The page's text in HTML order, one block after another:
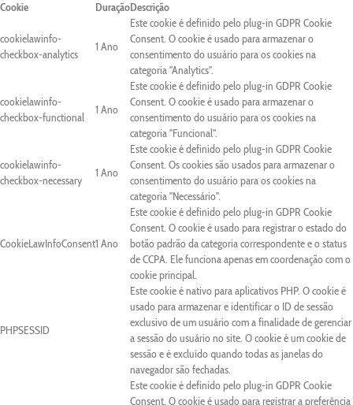
Cookie
DuraçãoDescrição
cookielawinfo-
checkbox-analytics
1 Ano
Este cookie é definido pelo plug-in GDPR Cookie
Consent. O cookie é usado para armazenar o
consentimento do usuário para os cookies na
categoria "Analytics".
cookielawinfo-
checkbox-functional
1 Ano
Este cookie é definido pelo plug-in GDPR Cookie
Consent. O cookie é usado para armazenar o
consentimento do usuário para os cookies na
categoria "Funcional".
cookielawinfo-
checkbox-necessary
1 Ano
Este cookie é definido pelo plug-in GDPR Cookie
Consent. Os cookies são usados para armazenar o
consentimento do usuário para os cookies na
categoria "Necessário".
CookieLawInfoConsent1 Ano
Este cookie é definido pelo plug-in GDPR Cookie
Consent. O cookie é usado para registrar o estado do
botão padrão da categoria correspondente e o status
de CCPA. Ele funciona apenas em coordenação com o
cookie principal.
PHPSESSID
Este cookie é nativo para aplicativos PHP. O cookie é
usado para armazenar e identificar o ID de sessão
exclusivo de um usuário com a finalidade de gerenciar
a sessão do usuário no site. O cookie é um cookie de
sessão e é excluído quando todas as janelas do
navegador são fechadas.
Este cookie é definido pelo plug-in GDPR Cookie
Consent. O cookie é usado para registrar a preferência